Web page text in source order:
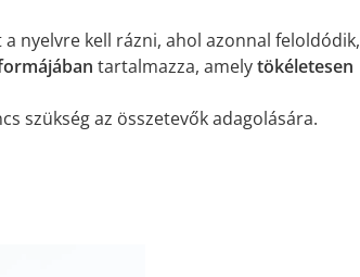
a nyelvre kell rázni, ahol azonnal feloldódik,
tartalmazza, amelytökéletesen
szükség az összetevők adagolására.